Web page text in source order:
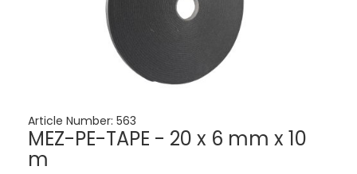
Article Number: 563
MEZ-PE-TAPE - 20 x 6 mm x 10
m